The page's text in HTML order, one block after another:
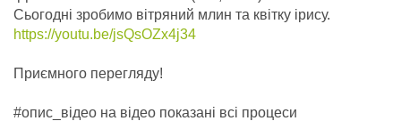
Сьогодні зробимо вітряний млин та квітку ірису.
https://youtu.be/jsQsOZx4j34
Приємного перегляду!
#опис_відео на відео показані всі процеси